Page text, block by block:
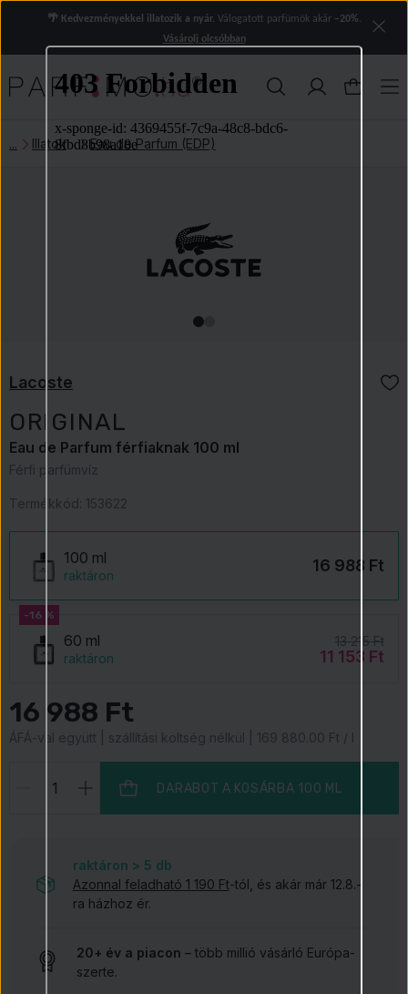
🌴 Kedvezményekkel illatozik a nyár. Válogatott parfümök akár −20%.
Vásárolj olcsóbban
Illatok Eau de Parfum (EDP)
Lacoste
ORIGINAL
Eau de Parfum férfiaknak 100 ml
Férfi parfümvíz
Termékkód: 153622
100 ml
raktáron 16 988 Ft
-16 %
60 ml
raktáron 11 153 Ft
13 215 Ft
16 988 Ft
ÁFÁ-val együtt | szállítási költség nélkül | 169 880.00 Ft / l
DARABOT A KOSÁRBA 100 ML
raktáron > 5 db
Azonnal feladható 1 190 Ft-tól, és akár már 12.8.-
ra házhoz ér.
20+ év a piacon – több millió vásárló Európa-
szerte.